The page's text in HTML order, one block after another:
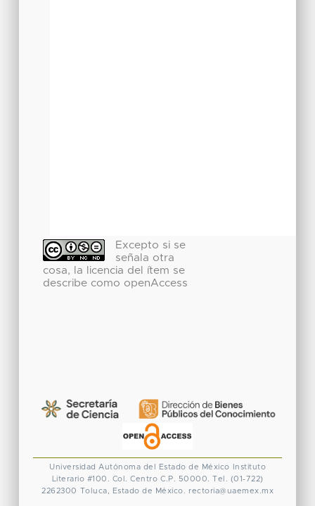
Excepto si se
señala otra
cosa, la licencia del ítem se
describe como openAccess
Universidad Autónoma del Estado de México
Instituto
Literario #100. Col. Centro C.P. 50000. Tel. (01-722)
2262300 Toluca, Estado de México. rectoria@uaemex.mx